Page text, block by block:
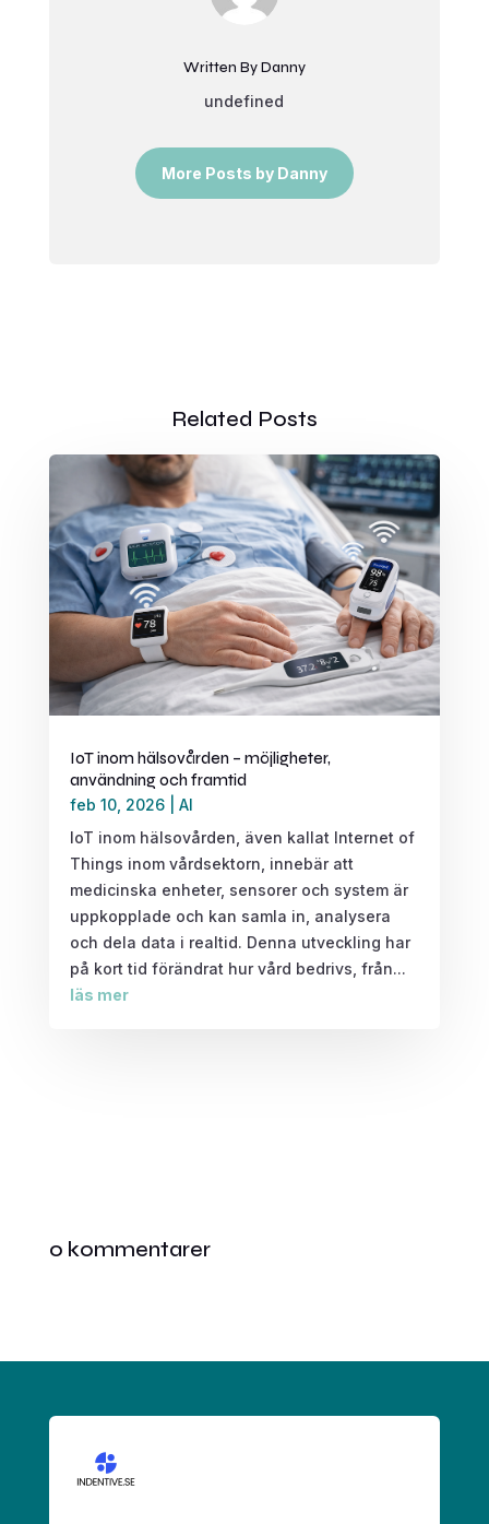
Written By Danny
undefined
More Posts by Danny
Related Posts
IoT inom hälsovården – möjligheter,
användning och framtid
feb 10, 2026| AI
IoT inom hälsovården, även kallat Internet of
Things inom vårdsektorn, innebär att
medicinska enheter, sensorer och system är
uppkopplade och kan samla in, analysera
och dela data i realtid. Denna utveckling har
på kort tid förändrat hur vård bedrivs, från...
läs mer
0 kommentarer